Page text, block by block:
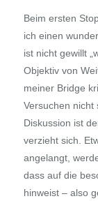
Beim ersten
ich einen
ist nicht gewillt
Objektiv von
meiner Bridge
Versuchen nicht
Diskussion ist
verzieht sich.
angelangt,
dass auf die
hinweist – also